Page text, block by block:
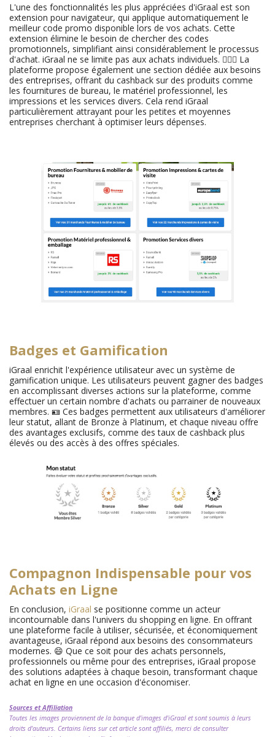
L'une des fonctionnalités les plus appréciées d'iGraal est son
extension pour navigateur, qui applique automatiquement le
meilleur code promo disponible lors de vos achats. Cette
extension élimine le besoin de chercher des codes
promotionnels, simplifiant ainsi considérablement le processus
d'achat. iGraal ne se limite pas aux achats individuels. 👷🏻‍♂️ La
plateforme propose également une section dédiée aux besoins
des entreprises, offrant du cashback sur des produits comme
les fournitures de bureau, le matériel professionnel, les
impressions et les services divers. Cela rend iGraal
particulièrement attrayant pour les petites et moyennes
entreprises cherchant à optimiser leurs dépenses.
Badges et Gamification
iGraal enrichit l'expérience utilisateur avec un système de
gamification unique. Les utilisateurs peuvent gagner des badges
en accomplissant diverses actions sur la plateforme, comme
effectuer un certain nombre d'achats ou parrainer de nouveaux
membres. 🪪 Ces badges permettent aux utilisateurs d'améliorer
leur statut, allant de Bronze à Platinum, et chaque niveau offre
des avantages exclusifs, comme des taux de cashback plus
élevés ou des accès à des offres spéciales.
Compagnon Indispensable pour vos
Achats en Ligne
En conclusion, iGraal se positionne comme un acteur
incontournable dans l'univers du shopping en ligne. En offrant
une plateforme facile à utiliser, sécurisée, et économiquement
avantageuse, iGraal répond aux besoins des consommateurs
modernes. 😄 Que ce soit pour des achats personnels,
professionnels ou même pour des entreprises, iGraal propose
des solutions adaptées à chaque besoin, transformant chaque
achat en ligne en une occasion d'économiser.
Sources et Affiliation
Toutes les images proviennent de la banque d'images d'iGraal et sont soumis à leurs
droits d'auteurs. Certains liens sur cet article sont affiliés, merci de consulter